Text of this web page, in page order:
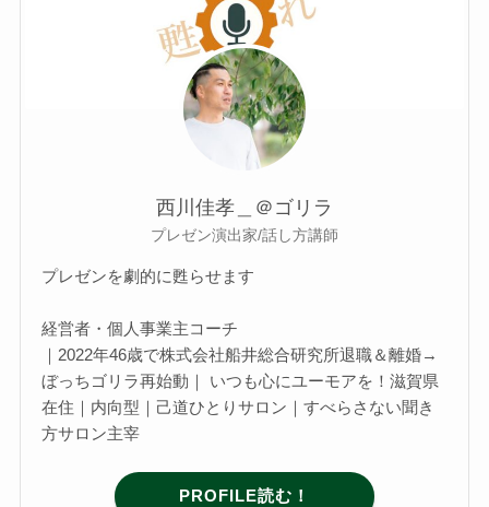
西川佳孝＿＠ゴリラ
プレゼン演出家/話し方講師
プレゼンを劇的に甦らせます
経営者・個人事業主コーチ
｜2022年46歳で株式会社船井総合研究所退職＆離婚→
ぼっちゴリラ再始動｜ いつも心にユーモアを！滋賀県
在住｜内向型｜己道ひとりサロン｜すべらさない聞き
方サロン主宰
PROFILE読む！